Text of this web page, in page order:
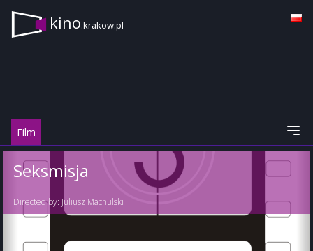
kino.krakow.pl
Film
Seksmisja
Directed by: Juliusz Machulski